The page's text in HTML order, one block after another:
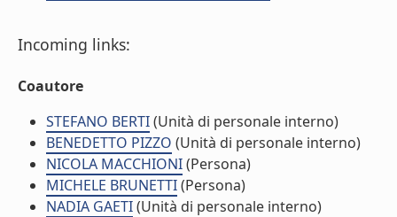
Incoming links:
Coautore
STEFANO BERTI(Unità di personale interno)
BENEDETTO PIZZO (Unità di personale interno)
NICOLA MACCHIONI(Persona)
MICHELE BRUNETTI(Persona)
NADIA GAETI(Unità di personale interno)